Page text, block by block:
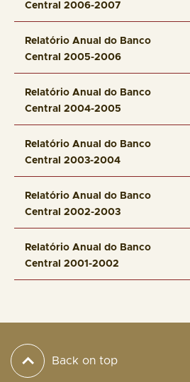
Central 2006-2007
Relatório Anual do Banco
Central 2005-2006
Relatório Anual do Banco
Central 2004-2005
Relatório Anual do Banco
Central 2003-2004
Relatório Anual do Banco
Central 2002-2003
Relatório Anual do Banco
Central 2001-2002
Back on top